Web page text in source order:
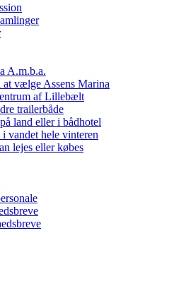
A.m.b.a.
at vælge Assens Marina
af Lillebælt
trailerbåde
land eller i bådhotel
vandet hele vinteren
lejes eller købes